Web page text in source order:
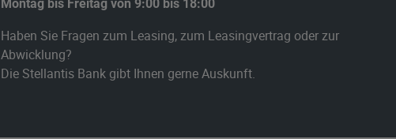
Montag bis Freitag von 9:00 bis 18:00
Haben Sie Fragen zum Leasing, zum Leasingvertrag oder zur
Abwicklung?
Die Stellantis Bank gibt Ihnen gerne Auskunft.